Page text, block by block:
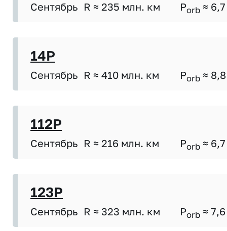
Сентябрь R ≈ 235 млн. км Porb ≈ 6,7
14P
Сентябрь R ≈ 410 млн. км Porb ≈ 8,8
112P
Сентябрь R ≈ 216 млн. км Porb ≈ 6,7
123P
Сентябрь R ≈ 323 млн. км Porb ≈ 7,6